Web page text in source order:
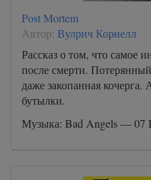
Post Mortem
Автор: Вулрич Корнелл
Рассказ о том, что самое
после смерти.
даже закопанная
бутылки.
Музыка: Bad Angels — 07